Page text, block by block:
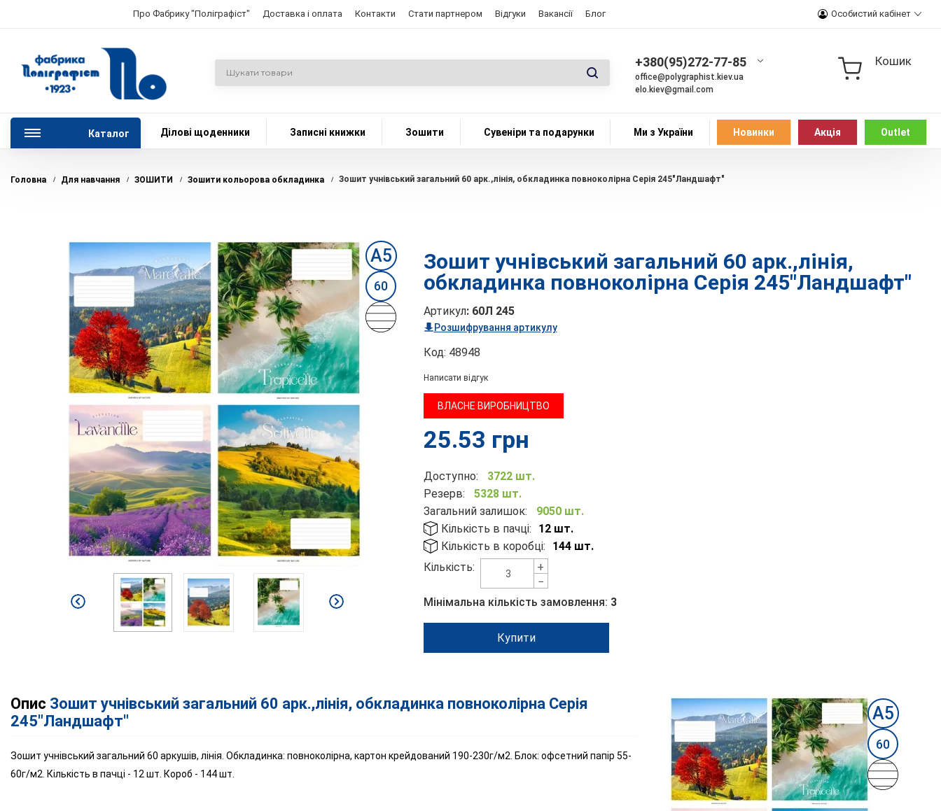
Про Фабрику "Поліграфіст" Доставка і оплата Контакти Стати партнером Відгуки Вакансії Блог Особистий кабінет
+380(95)272-77-85
office@polygraphist.kiev.ua
elo.kiev@gmail.com
Кошик
Каталог Ділові щоденники Записні книжки Зошити Сувеніри та подарунки Ми з України Новинки Акція Outlet
Головна Для навчання ЗОШИТИ Зошити кольорова обкладинка Зошит учнівський загальний 60 арк.,лінія, обкладинка повноколірна Серія 245"Ландшафт"
А5
60
Зошит учнівський загальний 60 арк.,лінія,
обкладинка повноколірна Серія 245"Ландшафт"
Артикул: 60Л 245
Розшифрування артикулу
Код: 48948
Написати відгук
ВЛАСНЕ ВИРОБНИЦТВО
25.53 грн
Доступно:
3722 шт.
Резерв:
5328 шт.
Загальний залишок:
9050 шт.
Кількість в пачці:
12 шт.
Кількість в коробці:
144 шт.
Кількість:
+
−
Мінімальна кількість замовлення: 3
Купити
Опис Зошит учнівський загальний 60 арк.,лінія, обкладинка повноколірна Серія
245"Ландшафт"
Зошит учнівський загальний 60 аркушів, лінія. Обкладинка: повноколірна, картон крейдований 190-230г/м2. Блок: офсетний папір 55-
60г/м2. Кількість в пачці - 12 шт. Короб - 144 шт.
А5
60